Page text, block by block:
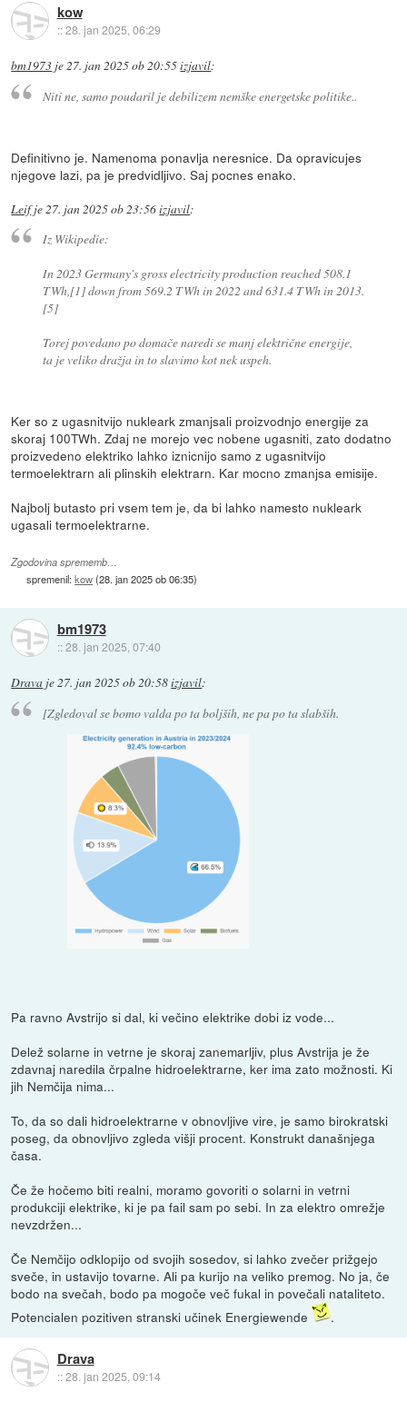
kow
::28. jan 2025, 06:29
bm1973 je27. jan 2025 ob 20:55izjavil:
Niti ne, samo poudaril je debilizem nemške energetske politike..
Definitivno je. Namenoma ponavlja neresnice. Da opravicujes
njegove lazi, pa je predvidljivo. Saj pocnes enako.
Leifje27. jan 2025 ob 23:56izjavil:
Iz Wikipedie:
In 2023 Germany's gross electricity production reached 508.1
TWh,[1] down from 569.2 TWh in 2022 and 631.4 TWh in 2013.
[5]
Torej povedano po domače naredi se manj električne energije,
ta je veliko dražja in to slavimo kot nek uspeh.
Ker so z ugasnitvijo nukleark zmanjsali proizvodnjo energije za
skoraj 100TWh. Zdaj ne morejo vec nobene ugasniti, zato dodatno
proizvedeno elektriko lahko iznicnijo samo z ugasnitvijo
termoelektrarn ali plinskih elektrarn. Kar mocno zmanjsa emisije.
Najbolj butasto pri vsem tem je, da bi lahko namesto nukleark
ugasali termoelektrarne.
Zgodovina sprememb…
spremenil:kow(28. jan 2025 ob 06:35)
bm1973
::28. jan 2025, 07:40
Drava je27. jan 2025 ob 20:58izjavil:
[Zgledoval se bomo valda po ta boljših, ne pa po ta slabših.
Pa ravno Avstrijo si dal, ki večino elektrike dobi iz vode...
Delež solarne in vetrne je skoraj zanemarljiv, plus Avstrija je že
zdavnaj naredila črpalne hidroelektrarne, ker ima zato možnosti. Ki
jih Nemčija nima...
To, da so dali hidroelektrarne v obnovljive vire, je samo birokratski
poseg, da obnovljivo zgleda višji procent. Konstrukt današnjega
časa.
Če že hočemo biti realni, moramo govoriti o solarni in vetrni
produkciji elektrike, ki je pa fail sam po sebi. In za elektro omrežje
nevzdržen...
Če Nemčijo odklopijo od svojih sosedov, si lahko zvečer prižgejo
sveče, in ustavijo tovarne. Ali pa kurijo na veliko premog. No ja, če
bodo na svečah, bodo pa mogoče več fukal in povečali nataliteto.
Potencialen pozitiven stranski učinek Energiewende
.
Drava
::28. jan 2025, 09:14